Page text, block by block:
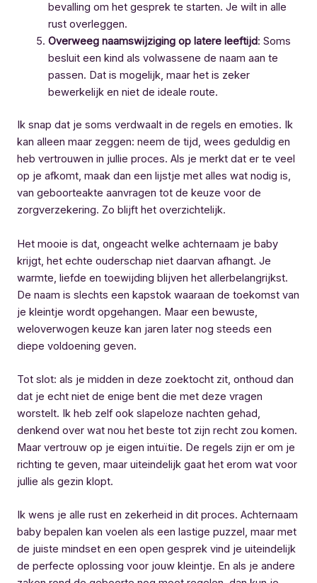
bevalling om het gesprek te starten. Je wilt in alle
rust overleggen.
Overweeg naamswijziging op latere leeftijd: Soms
besluit een kind als volwassene de naam aan te
passen. Dat is mogelijk, maar het is zeker
bewerkelijk en niet de ideale route.
Ik snap dat je soms verdwaalt in de regels en emoties. Ik
kan alleen maar zeggen: neem de tijd, wees geduldig en
heb vertrouwen in jullie proces. Als je merkt dat er te veel
op je afkomt, maak dan een lijstje met alles wat nodig is,
van geboorteakte aanvragen tot de keuze voor de
zorgverzekering. Zo blijft het overzichtelijk.
Het mooie is dat, ongeacht welke achternaam je baby
krijgt, het echte ouderschap niet daarvan afhangt. Je
warmte, liefde en toewijding blijven het allerbelangrijkst.
De naam is slechts een kapstok waaraan de toekomst van
je kleintje wordt opgehangen. Maar een bewuste,
weloverwogen keuze kan jaren later nog steeds een
diepe voldoening geven.
Tot slot: als je midden in deze zoektocht zit, onthoud dan
dat je echt niet de enige bent die met deze vragen
worstelt. Ik heb zelf ook slapeloze nachten gehad,
denkend over wat nou het beste tot zijn recht zou komen.
Maar vertrouw op je eigen intuïtie. De regels zijn er om je
richting te geven, maar uiteindelijk gaat het erom wat voor
jullie als gezin klopt.
Ik wens je alle rust en zekerheid in dit proces. Achternaam
baby bepalen kan voelen als een lastige puzzel, maar met
de juiste mindset en een open gesprek vind je uiteindelijk
de perfecte oplossing voor jouw kleintje. En als je andere